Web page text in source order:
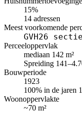
15%
14 adressen
Meest voorkomende
GVH26
Perceeloppervlak
mediaan 142 m²
Spreiding
Bouwperiode
1923
100% in de jaren
Woonoppervlakte
~70 m²